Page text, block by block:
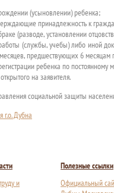
(усыновлении) ребенка;
принадлежность к
(разводе, установлении
(службы, учебы) либо иной
предшествующих 6
ребенка по постоянному
на заявителя.
социальной защиты
г.о. Дубна
и
Полезные ссылки
Официальный